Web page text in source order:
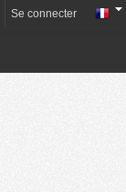
Se connecter